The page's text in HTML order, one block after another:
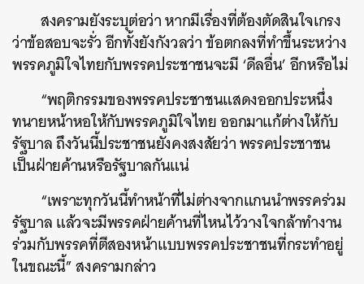
สงครามยังระบุต่อว่า หากมีเรื่องที่ต้องตัดสินใจเกรง
ว่าข้อสอบจะรั่ว อีกทั้งยังกังวลว่า ข้อตกลงที่ทำขึ้นระหว่าง
พรรคภูมิใจไทยกับพรรคประชาชนจะมี ‘ดีลอื่น’ อีกหรือไม่
“พฤติกรรมของพรรคประชาชนแสดงออกประหนึ่ง
ทนายหน้าหอให้กับพรรคภูมิใจไทย ออกมาแก้ต่างให้กับ
รัฐบาล ถึงวันนี้ประชาชนยังคงสงสัยว่า พรรคประชาชน
เป็นฝ่ายค้านหรือรัฐบาลกันแน่
“เพราะทุกวันนี้ทำหน้าที่ไม่ต่างจากแกนนำพรรคร่วม
รัฐบาล แล้วจะมีพรรคฝ่ายค้านที่ไหนไว้วางใจกล้าทำงาน
ร่วมกับพรรคที่ตีสองหน้าแบบพรรคประชาชนที่กระทำอยู่
ในขณะนี้” สงครามกล่าว